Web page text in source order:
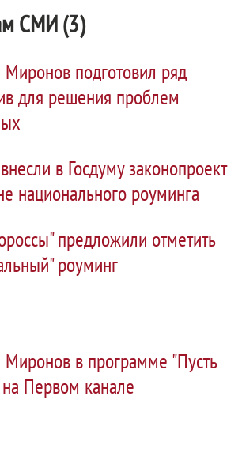
СМИ (3)
Миронов подготовил ряд
для решения проблем
в Госдуму законопроект
национального роуминга
предложили отметить
роуминг
Миронов в программе "Пусть
на Первом канале